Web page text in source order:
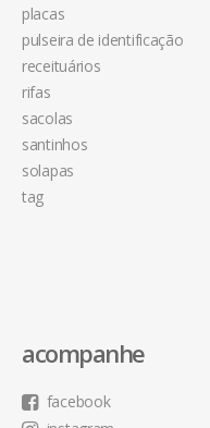
placas
pulseira de identificação
receituários
rifas
sacolas
santinhos
solapas
tag
acompanhe
facebook